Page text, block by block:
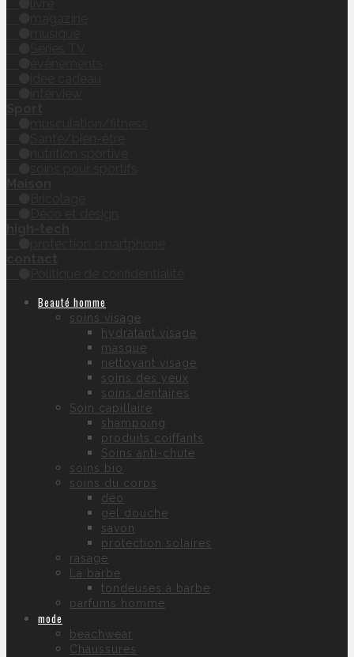
Beauté homme
soins visage
hydratant visage
masque
nettoyant visage
soins des yeux
soins dentaires
Soin capillaire
shampoing
produits coiffants
Soins anti-chute
soins bio
soins du corps
déo
gel douche
savon
protection solaires
rasage
La barbe
tondeuses à barbe
parfums homme
mode
beachwear
Chaussures